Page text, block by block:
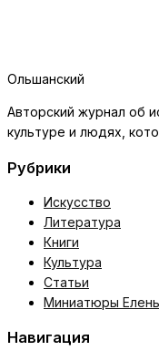
Ольшанский
Авторский журнал об
культуре и людях,
Рубрики
Искусство
Литература
Книги
Культура
Статьи
Миниатюры
Навигация